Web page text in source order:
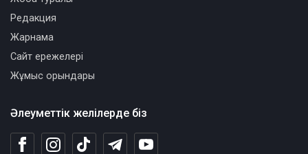
Әлеуметтік желілерде біз
Редакция
Жарнама
Сайт ережелері
Жұмыс орындары